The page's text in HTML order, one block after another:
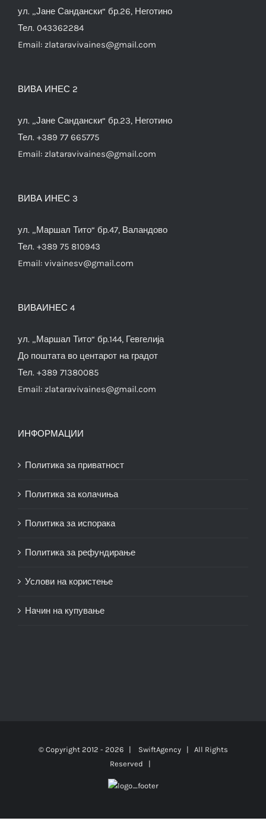
ул. „Јане Сандански“ бр.26, Неготино
Тел. 043362284
Email: zlataravivaines@gmail.com
ВИВА ИНЕС 2
ул. „Јане Сандански“ бр.23, Неготино
Тел. +389 77 665775
Email: zlataravivaines@gmail.com
ВИВА ИНЕС 3
ул. „Маршал Тито“ бр.47, Валандово
Тел. +389 75 810943
Email: vivainesv@gmail.com
ВИВАИНЕС 4
ул. „Маршал Тито“ бр.144, Гевгелија
До поштата во центарот на градот
Тел. +389 71380085
Email: zlataravivaines@gmail.com
ИНФОРМАЦИИ
Политика за приватност
Политика за колачиња
Политика за испорака
Политика за рефундирање
Услови на користење
Начин на купување
© Copyright 2012 - 2026 | SwiftAgency| All Rights
Reserved |